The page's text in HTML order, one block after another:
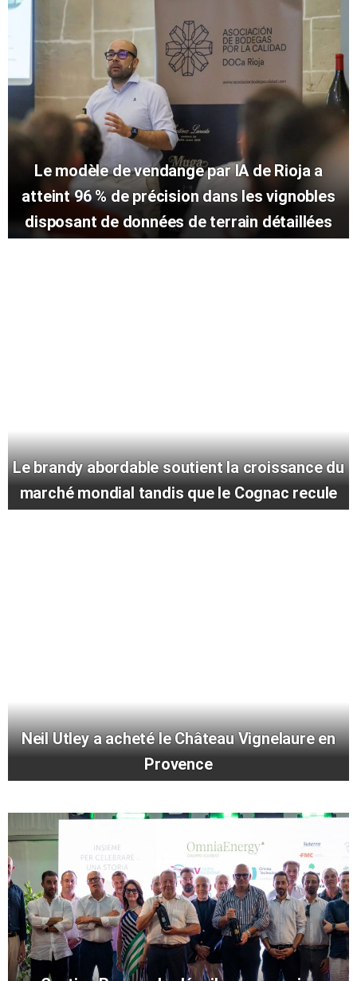
Le modèle de vendange par IA de Rioja a
atteint 96 % de précision dans les vignobles
disposant de données de terrain détaillées
Le brandy abordable soutient la croissance du
marché mondial tandis que le Cognac recule
Neil Utley a acheté le Château Vignelaure en
Provence